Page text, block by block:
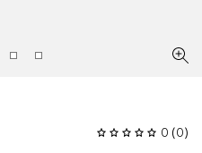
0 (0)